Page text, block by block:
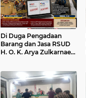
Di Duga Pengadaan
Barang dan Jasa RSUD
H. O. K. Arya Zulkarnaen
Dikerjakan: Indikasi
Maladministrasi dan
Potensi Pelanggaran